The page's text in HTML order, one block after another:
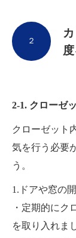
２
2-1. クローゼ
クローゼット
気を行う必要
う。
1.ドアや窓の
・定期的にク
を取り入れま